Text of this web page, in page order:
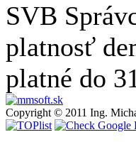
SVB
platnosť
platné do
Copyright © 2011 Ing.